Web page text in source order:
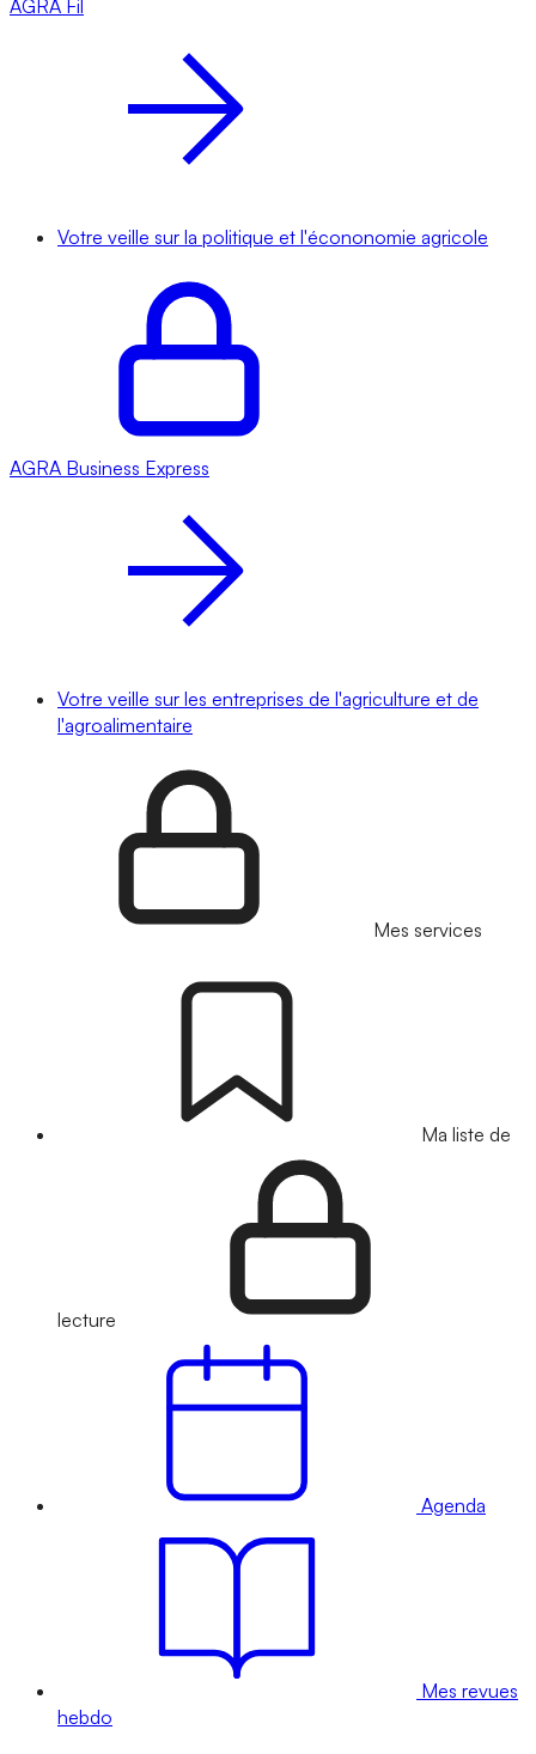
AGRA Fil
Votre veille sur la politique et l'écononomie agricole
AGRA Business Express
Votre veille sur les entreprises de l'agriculture et de
l'agroalimentaire
Mes services
Ma liste de
lecture
Agenda
Mes revues
hebdo